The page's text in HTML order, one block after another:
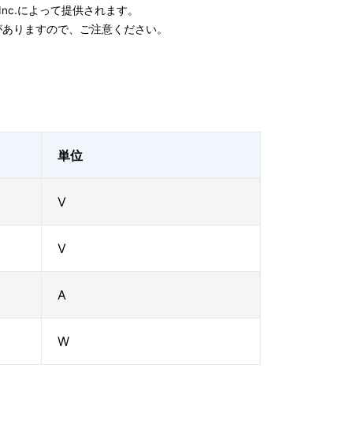
によって提供されます。
りますので、ご注意ください。
単位
V
V
A
W